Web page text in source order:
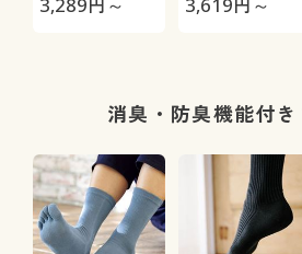
消臭・防臭機能付